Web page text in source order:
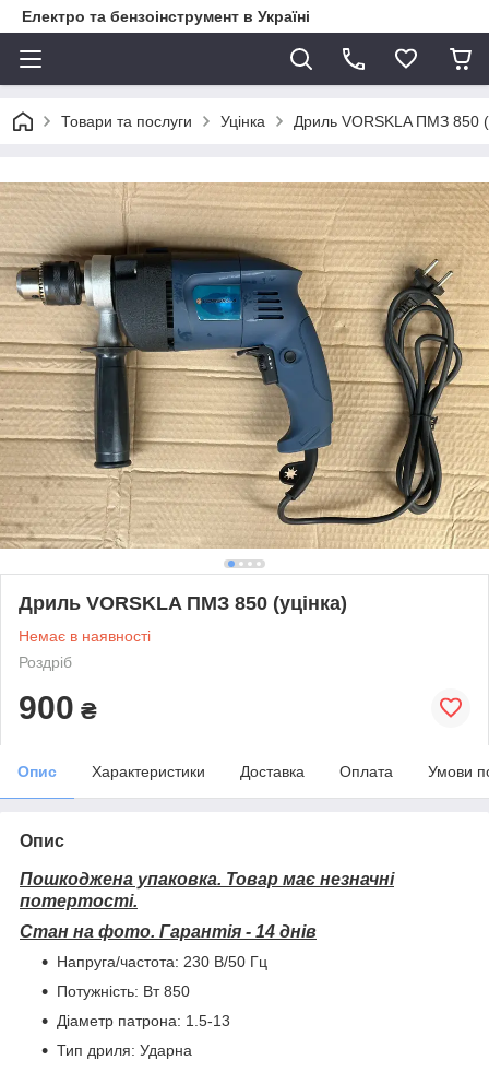
Електро та бензоінструмент в Україні
Товари та послуги Уцінка Дриль VORSKLA ПМЗ 850
Дриль VORSKLA ПМЗ 850 (уцінка)
Немає в наявності
Роздріб
900 ₴
Опис Характеристики Доставка Оплата Умови
Опис
Пошкоджена упаковка. Товар має незначні
потертості.
Стан на фото. Гарантія - 14 днів
Напруга/частота: 230 В/50 Гц
Потужність: Вт 850
Діаметр патрона: 1.5-13
Тип дриля: Ударна